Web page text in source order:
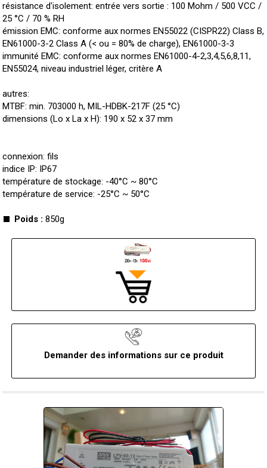
résistance d'isolement: entrée vers sortie : 100 Mohm / 500 VCC /
25 °C / 70 % RH
émission EMC: conforme aux normes EN55022 (CISPR22) Class B,
EN61000-3-2 Class A (< ou = 80% de charge), EN61000-3-3
immunité EMC: conforme aux normes EN61000-4-2,3,4,5,6,8,11,
EN55024, niveau industriel léger, critère A
autres:
MTBF: min. 703000 h, MIL-HDBK-217F (25 °C)
dimensions (Lo x La x H): 190 x 52 x 37 mm
connexion: fils
indice IP: IP67
température de stockage: -40°C ~ 80°C
température de service: -25°C ~ 50°C
Poids : 850g
Demander des informations sur ce produit